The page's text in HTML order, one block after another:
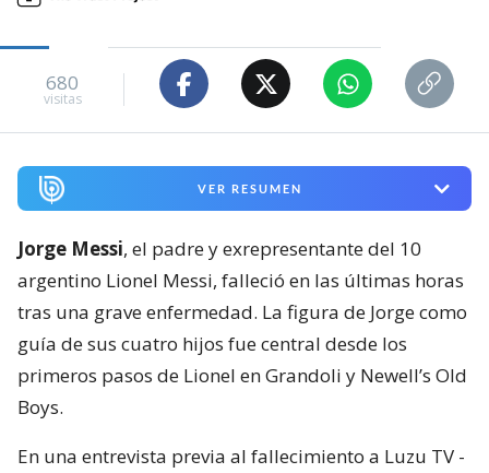
680
visitas
VER RESUMEN
Jorge Messi, el padre y exrepresentante del 10
argentino Lionel Messi, falleció en las últimas horas
tras una grave enfermedad. La figura de Jorge como
guía de sus cuatro hijos fue central desde los
primeros pasos de Lionel en Grandoli y Newell’s Old
Boys.
En una entrevista previa al fallecimiento a Luzu TV -